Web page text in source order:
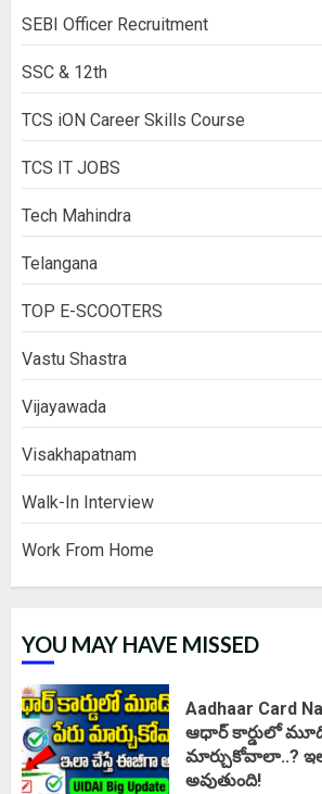
SEBI Officer Recruitment
SSC & 12th
TCS iON Career Skills Course
TCS IT JOBS
Tech Mahindra
Telangana
TOP E-SCOOTERS
Vastu Shastra
Vijayawada
Visakhapatnam
Walk-In Interview
Work From Home
YOU MAY HAVE MISSED
Aadhaar Card
ఆధార్ కార్డులో
మార్చుకోవాలా..?
అవుతుంది!